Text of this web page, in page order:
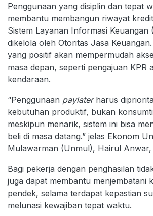
Penggunaan yang disiplin dan tepat
membantu membangun riwayat
Sistem Layanan Informasi Keuangan
dikelola oleh Otoritas Jasa
yang positif akan mempermudah
masa depan, seperti pengajuan KPR
kendaraan.
“Penggunaan paylaterharus
kebutuhan produktif, bukan
meskipun menarik, sistem ini bisa
beli di masa datang.” jelas Ekonom
Mulawarman (Unmul), Hairul
Bagi pekerja dengan penghasilan
juga dapat membantu menjembatani
pendek, selama terdapat kepastian
melunasi kewajiban tepat waktu.